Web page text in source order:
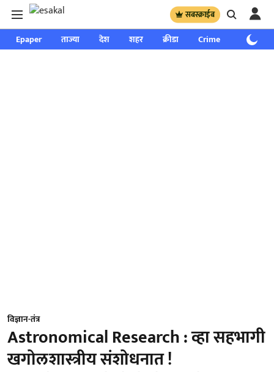
सबस्क्राईब
Epaper ताज्या देश शहर क्रीडा Crime साप्ताहिक
विज्ञान-तंत्र
Astronomical Research : व्हा सहभागी
खगोलशास्त्रीय संशोधनात !